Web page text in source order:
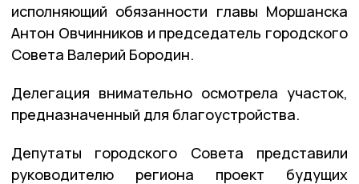
исполняющий обязанности главы Моршанска
Антон Овчинников и председатель городского
Совета Валерий Бородин.
Делегация внимательно осмотрела участок,
предназначенный для благоустройства.
Депутаты городского Совета представили
руководителю региона проект будущих